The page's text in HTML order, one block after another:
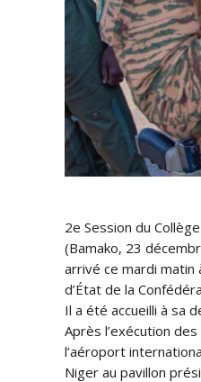
2e Session du
(Bamako, 23
arrivé ce mardi matin
d’État de la
Il a été accueilli à sa
Après l’exécution
l’aéroport
Niger au pavillon